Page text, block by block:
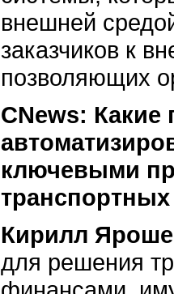
внешней
заказчиков к
позволяющих
CNews: Какие
ключевыми
Кирилл
для решения